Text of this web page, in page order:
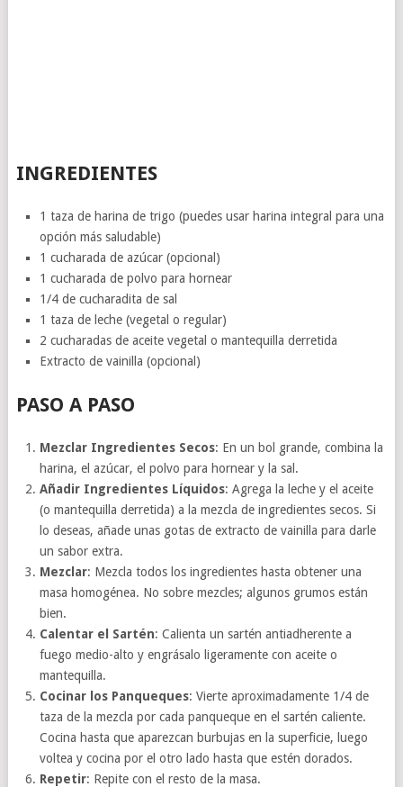
INGREDIENTES
1 taza de harina de trigo (puedes usar harina integral para una
opción más saludable)
1 cucharada de azúcar (opcional)
1 cucharada de polvo para hornear
1/4 de cucharadita de sal
1 taza de leche (vegetal o regular)
2 cucharadas de aceite vegetal o mantequilla derretida
Extracto de vainilla (opcional)
PASO A PASO
Mezclar Ingredientes Secos: En un bol grande, combina la
harina, el azúcar, el polvo para hornear y la sal.
Añadir Ingredientes Líquidos: Agrega la leche y el aceite
(o mantequilla derretida) a la mezcla de ingredientes secos. Si
lo deseas, añade unas gotas de extracto de vainilla para darle
un sabor extra.
Mezclar: Mezcla todos los ingredientes hasta obtener una
masa homogénea. No sobre mezcles; algunos grumos están
bien.
Calentar el Sartén: Calienta un sartén antiadherente a
fuego medio-alto y engrásalo ligeramente con aceite o
mantequilla.
Cocinar los Panqueques: Vierte aproximadamente 1/4 de
taza de la mezcla por cada panqueque en el sartén caliente.
Cocina hasta que aparezcan burbujas en la superficie, luego
voltea y cocina por el otro lado hasta que estén dorados.
Repetir: Repite con el resto de la masa.